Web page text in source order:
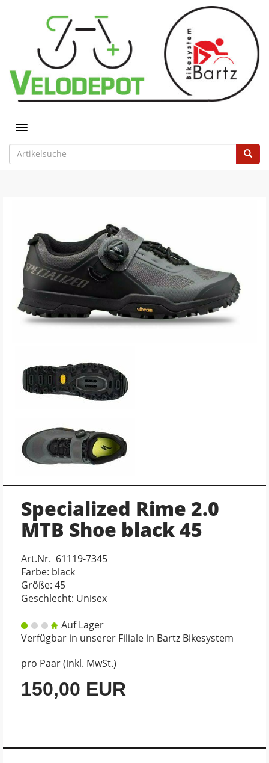
Toggle navigation
Specialized Rime 2.0
MTB Shoe black 45
Art.Nr. 61119-7345
Farbe: black
Größe: 45
Geschlecht: Unisex
Auf Lager
Verfügbar in unserer Filiale in Bartz Bikesystem
pro Paar (inkl. MwSt.)
150,00 EUR